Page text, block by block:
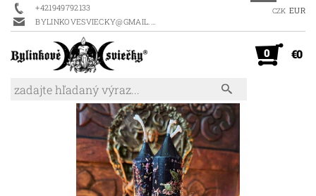
+421949792133
BYLINKOVESVIECKY@GMAIL.COM
CZK EUR
0 €0